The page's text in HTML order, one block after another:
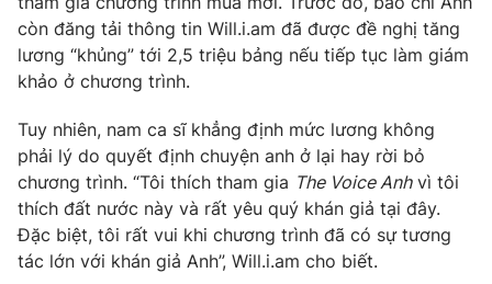
Nhân vật
Khán giả
Âm nhạc
Sao
Đời sống
Du lịch
Chất lượng cuộc sống
Giáo dục
Tuyển sinh
Học trực tuyến
Công nghệ
Hitech Công nghệ tương lai
Sản phẩm
Giao lưu trực tuyến
Lịch phát sóng
còn đăng tải thông tin Will.i.am đã được đề nghị tăng
lương “khủng” tới 2,5 triệu bảng nếu tiếp tục làm giám
khảo ở chương trình.
Tuy nhiên, nam ca sĩ khẳng định mức lương không
phải lý do quyết định chuyện anh ở lại hay rời bỏ
chương trình. “Tôi thích tham gia The Voice Anhvì tôi
thích đất nước này và rất yêu quý khán giả tại đây.
Đặc biệt, tôi rất vui khi chương trình đã có sự tương
tác lớn với khán giả Anh”, Will.i.am cho biết.